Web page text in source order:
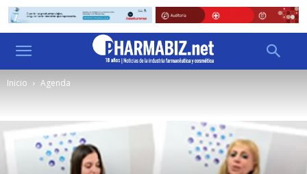
Inicio Agenda